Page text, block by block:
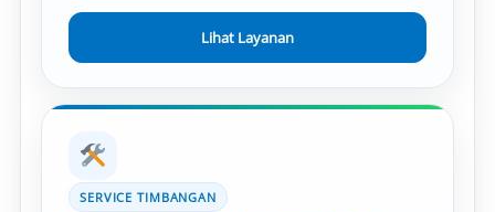
Lihat Layanan
SERVICE TIMBANGAN